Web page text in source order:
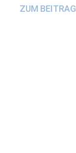
ZUM BEITRAG